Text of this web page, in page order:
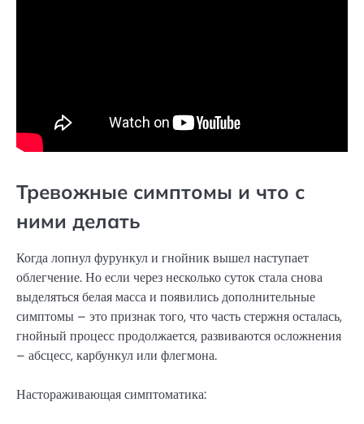
Тревожные симптомы и что с
ними делать
Когда лопнул фурункул и гнойник вышел наступает
облегчение. Но если через несколько суток стала снова
выделяться белая масса и появились дополнительные
симптомы – это признак того, что часть стержня осталась,
гнойный процесс продолжается, развиваются осложнения
– абсцесс, карбункул или флегмона.
Настораживающая симптоматика: